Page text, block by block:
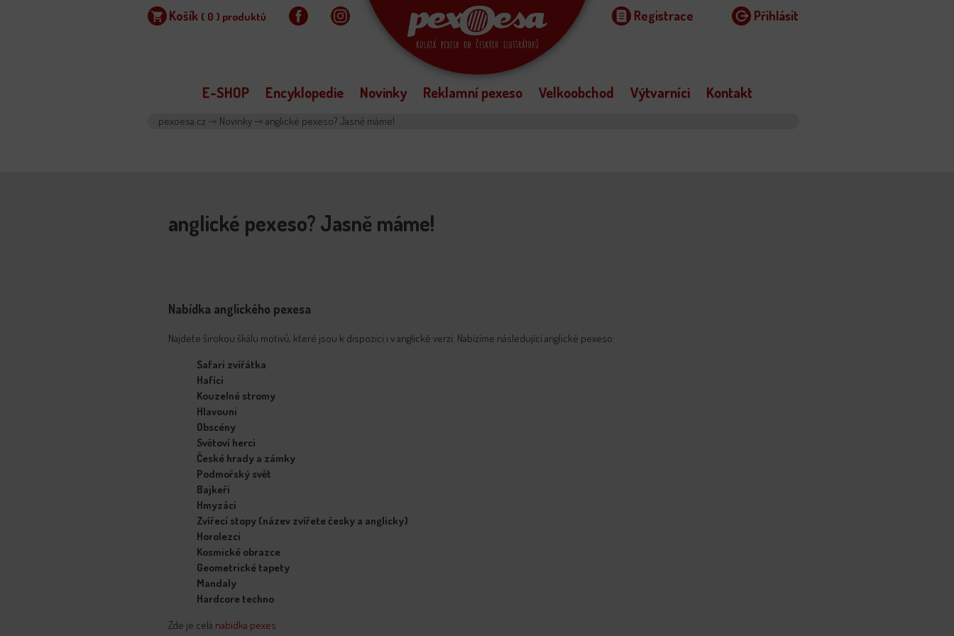
Košík ( 0 ) produktů Registrace Přihlásit
E-SHOP Encyklopedie Novinky Reklamní pexeso Velkoobchod Výtvarníci Kontakt
pexoesa.cz ⇾ Novinky ⇾ anglické pexeso? Jasně máme!
anglické pexeso? Jasně máme!
Nabídka anglického pexesa
Najdete širokou škálu motivů, které jsou k dispozici i v anglické verzi. Nabízíme následující anglické pexeso:
Safari zvířátka
Hafíci
Kouzelné stromy
Hlavouni
Obscény
Světoví herci
České hrady a zámky
Podmořský svět
Bajkeři
Hmyzáci
Zvířecí stopy (název zvířete česky a anglicky)
Horolezci
Kosmické obrazce
Geometrické tapety
Mandaly
Hardcore techno
Zde je celá nabídka pexes